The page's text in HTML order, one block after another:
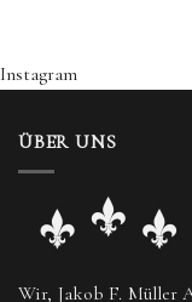
Instagram
ÜBER UNS
Wir, Jakob F. Müller